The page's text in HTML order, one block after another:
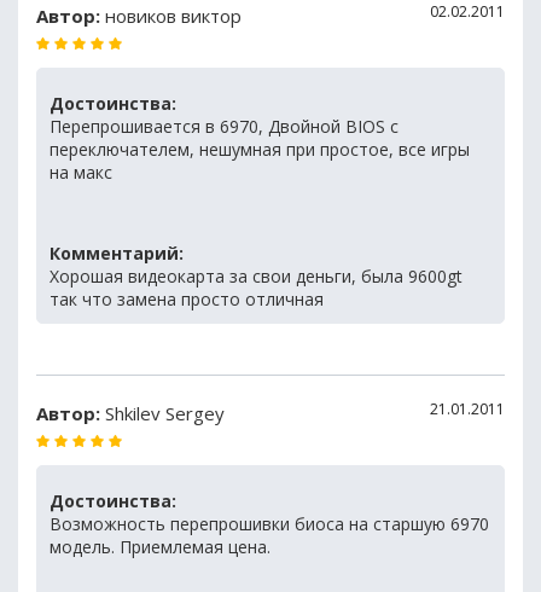
Автор: новиков виктор 02.02.2011
Достоинства:
Перепрошивается в 6970, Двойной BIOS с
переключателем, нешумная при простое, все игры
на макс
Комментарий:
Хорошая видеокарта за свои деньги, была 9600gt
так что замена просто отличная
Автор: Shkilev Sergey 21.01.2011
Достоинства:
Возможность перепрошивки биоса на старшую 6970
модель. Приемлемая цена.